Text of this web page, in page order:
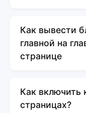
Как вывести
главной на
странице
Как включить
страницах?